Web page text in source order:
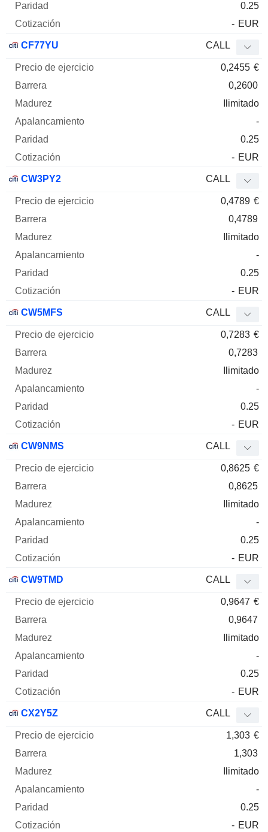
0.25
- EUR
CF77YU CALL
0,2455 €
0,2600
Ilimitado
-
0.25
- EUR
CW3PY2 CALL
0,4789 €
0,4789
Ilimitado
-
0.25
- EUR
CW5MFS CALL
0,7283 €
0,7283
Ilimitado
-
0.25
- EUR
CW9NMS CALL
0,8625 €
0,8625
Ilimitado
-
0.25
- EUR
CW9TMD CALL
0,9647 €
0,9647
Ilimitado
-
0.25
- EUR
CX2Y5Z CALL
1,303 €
1,303
Ilimitado
-
0.25
- EUR